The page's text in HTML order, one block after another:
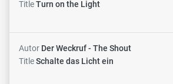
TitleTurn on the Light
Autor Der Weckruf - The Shout
TitleSchalte das Licht ein